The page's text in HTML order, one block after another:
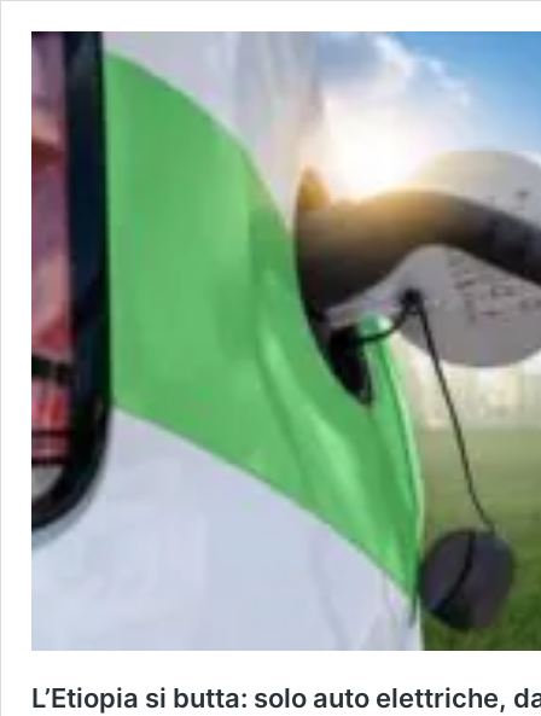
L’Etiopia si butta: solo auto elettriche,